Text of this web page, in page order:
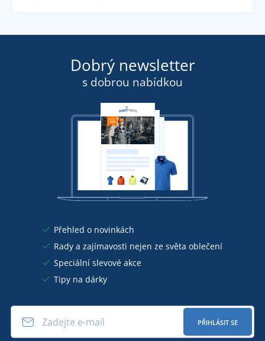
Dobrý newsletter
s dobrou nabídkou
Přehled o novinkách
Rady a zajímavosti nejen ze světa oblečení
Speciální slevové akce
Tipy na dárky
PŘIHLÁSIT SE